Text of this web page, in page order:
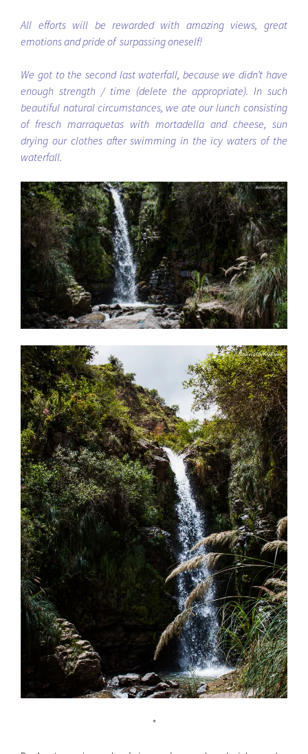
All efforts will be rewarded with amazing views, great
emotions and pride of surpassing oneself!
We got to the second last waterfall, because we didn’t have
enough strength / time (delete the appropriate). In such
beautiful natural circumstances, we ate our lunch consisting
of fresch marraquetas with mortadella and cheese, sun
drying our clothes after swimming in the icy waters of the
waterfall.
*